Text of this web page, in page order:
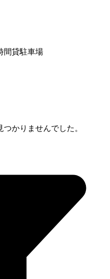
間貸駐車場
かりませんでした。